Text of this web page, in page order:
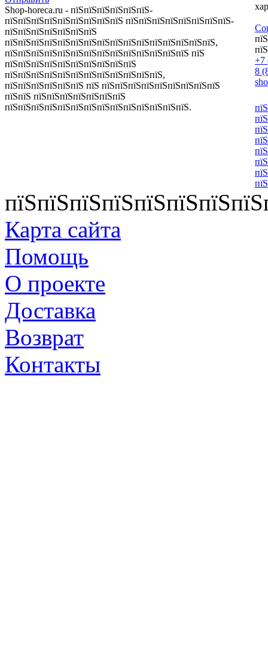
Shop-horeca.ru - пїЅпїЅпїЅпїЅпїЅпїЅ-
пїЅпїЅпїЅпїЅпїЅпїЅпїЅпїЅпїЅ пїЅпїЅпїЅпїЅпїЅпїЅпїЅпїЅ-
пїЅпїЅпїЅпїЅпїЅпїЅпїЅ
пїЅпїЅпїЅпїЅпїЅпїЅпїЅпїЅпїЅпїЅпїЅпїЅпїЅпїЅпїЅпїЅ,
пїЅпїЅпїЅпїЅпїЅпїЅпїЅпїЅпїЅпїЅпїЅпїЅпїЅпїЅ пїЅ
пїЅпїЅпїЅпїЅпїЅпїЅпїЅпїЅпїЅпїЅ
пїЅпїЅпїЅпїЅпїЅпїЅпїЅпїЅпїЅпїЅпїЅпїЅ,
пїЅпїЅпїЅпїЅпїЅпїЅ пїЅ пїЅпїЅпїЅпїЅпїЅпїЅпїЅпїЅпїЅ
пїЅпїЅ пїЅпїЅпїЅпїЅпїЅпїЅпїЅ
пїЅпїЅпїЅпїЅпїЅпїЅпїЅпїЅпїЅпїЅпїЅпїЅпїЅпїЅ.
+7
8
Карта сайта
Помощь
О проекте
Доставка
Возврат
Контакты